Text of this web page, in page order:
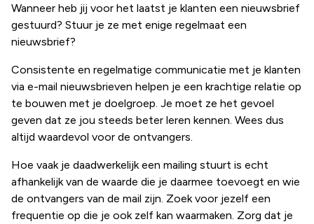
Wanneer heb jij voor het laatst je klanten een nieuwsbrief
gestuurd? Stuur je ze met enige regelmaat een
nieuwsbrief?
Consistente en regelmatige communicatie met je klanten
via e-mail nieuwsbrieven helpen je een krachtige relatie op
te bouwen met je doelgroep. Je moet ze het gevoel
geven dat ze jou steeds beter leren kennen. Wees dus
altijd waardevol voor de ontvangers.
Hoe vaak je daadwerkelijk een mailing stuurt is echt
afhankelijk van de waarde die je daarmee toevoegt en wie
de ontvangers van de mail zijn. Zoek voor jezelf een
frequentie op die je ook zelf kan waarmaken. Zorg dat je